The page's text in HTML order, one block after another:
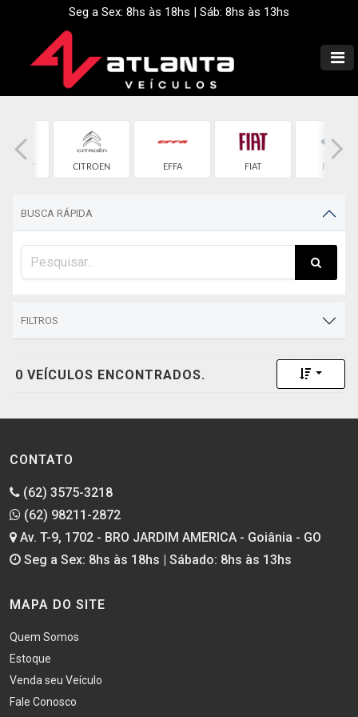
Seg a Sex: 8hs às 18hs | Sáb: 8hs às 13hs
CITROEN EFFA FIAT FORD
BUSCA RÁPIDA
FILTROS
0 VEÍCULOS ENCONTRADOS. Toggle
CONTATO
(62) 3575-3218
(62) 98211-2872
Av. T-9, 1702 - BRO JARDIM AMERICA - Goiânia - GO
Seg a Sex: 8hs às 18hs | Sábado: 8hs às 13hs
MAPA DO SITE
Quem Somos
Estoque
Venda seu Veículo
Fale Conosco